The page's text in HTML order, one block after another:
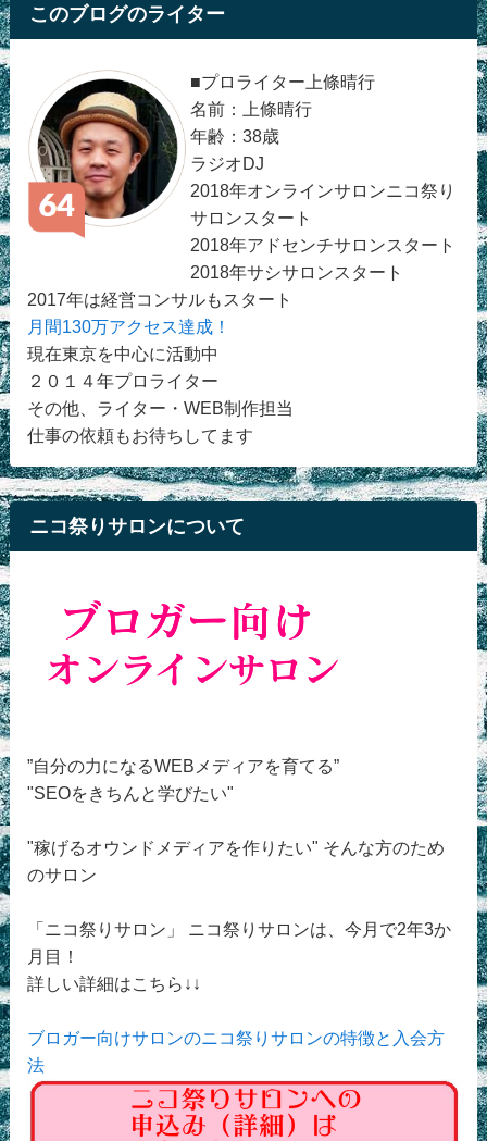
このブログのライター
■プロライター上條晴行
名前：上條晴行
年齢：38歳
ラジオDJ
2018年オンラインサロンニコ祭り
サロンスタート
2018年アドセンチサロンスタート
2018年サシサロンスタート
2017年は経営コンサルもスタート
月間130万アクセス達成！
現在東京を中心に活動中
２０１４年プロライター
その他、ライター・WEB制作担当
仕事の依頼もお待ちしてます
ニコ祭りサロンについて
”自分の力になるWEBメディアを育てる”
"SEOをきちんと学びたい"
"稼げるオウンドメディアを作りたい" そんな方のため
のサロン
「ニコ祭りサロン」 ニコ祭りサロンは、今月で2年3か
月目！
詳しい詳細はこちら↓↓
ブロガー向けサロンのニコ祭りサロンの特徴と入会方
法